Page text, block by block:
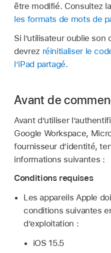
être modifié. Consultez
les formats de mots de
Si l’utilisateur oublie son
devrez réinitialiser le
l’iPad partagé.
Avant de
Avant d’utiliser
Google Workspace,
fournisseur d’identité,
informations suivantes :
Conditions requises
Les appareils Apple
conditions suivantes
d’exploitation :
iOS 15.5